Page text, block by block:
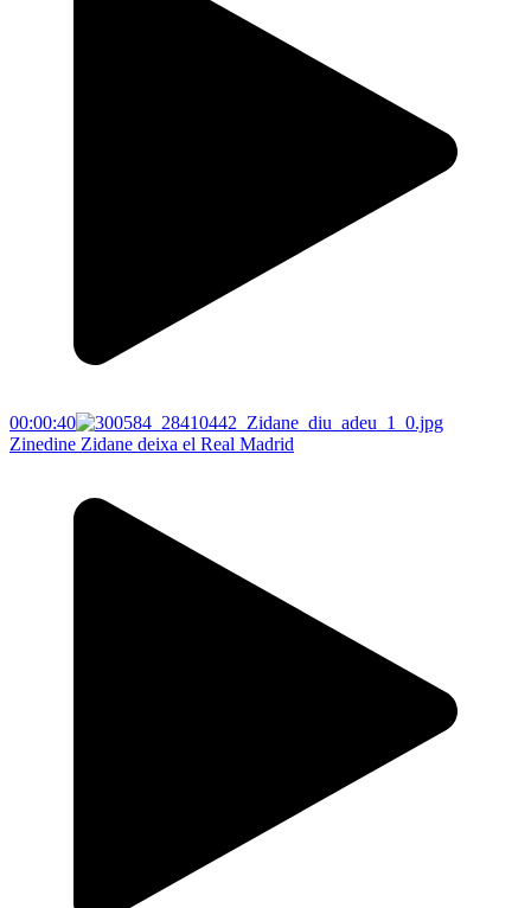
00:00:40
Zinedine Zidane deixa el Real Madrid